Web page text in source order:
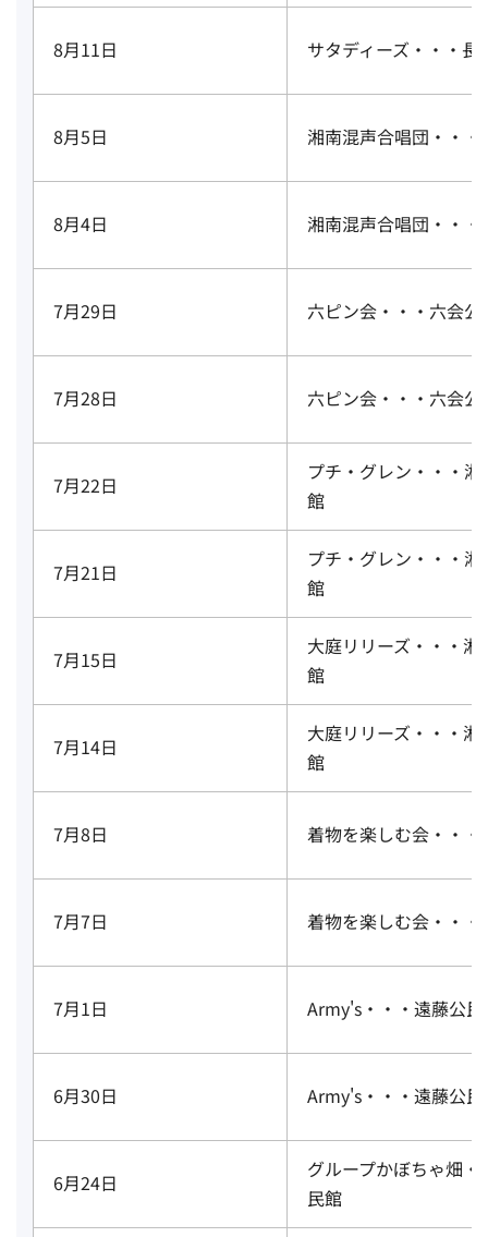
8月11日 サタディーズ・・・長
8月5日 湘南混声合唱団・・・
8月4日 湘南混声合唱団・・・
7月29日 六ピン会・・・六会公
7月28日 六ピン会・・・六会公
7月22日
プチ・グレン・・・
館
7月21日
プチ・グレン・・・
館
7月15日
大庭リリーズ・・・湘
館
7月14日
大庭リリーズ・・・湘
館
7月8日 着物を楽しむ会・・・
7月7日 着物を楽しむ会・・・
7月1日 Army's・・・遠藤公
6月30日 Army's・・・遠藤公
6月24日
グループかぼちゃ畑・
民館